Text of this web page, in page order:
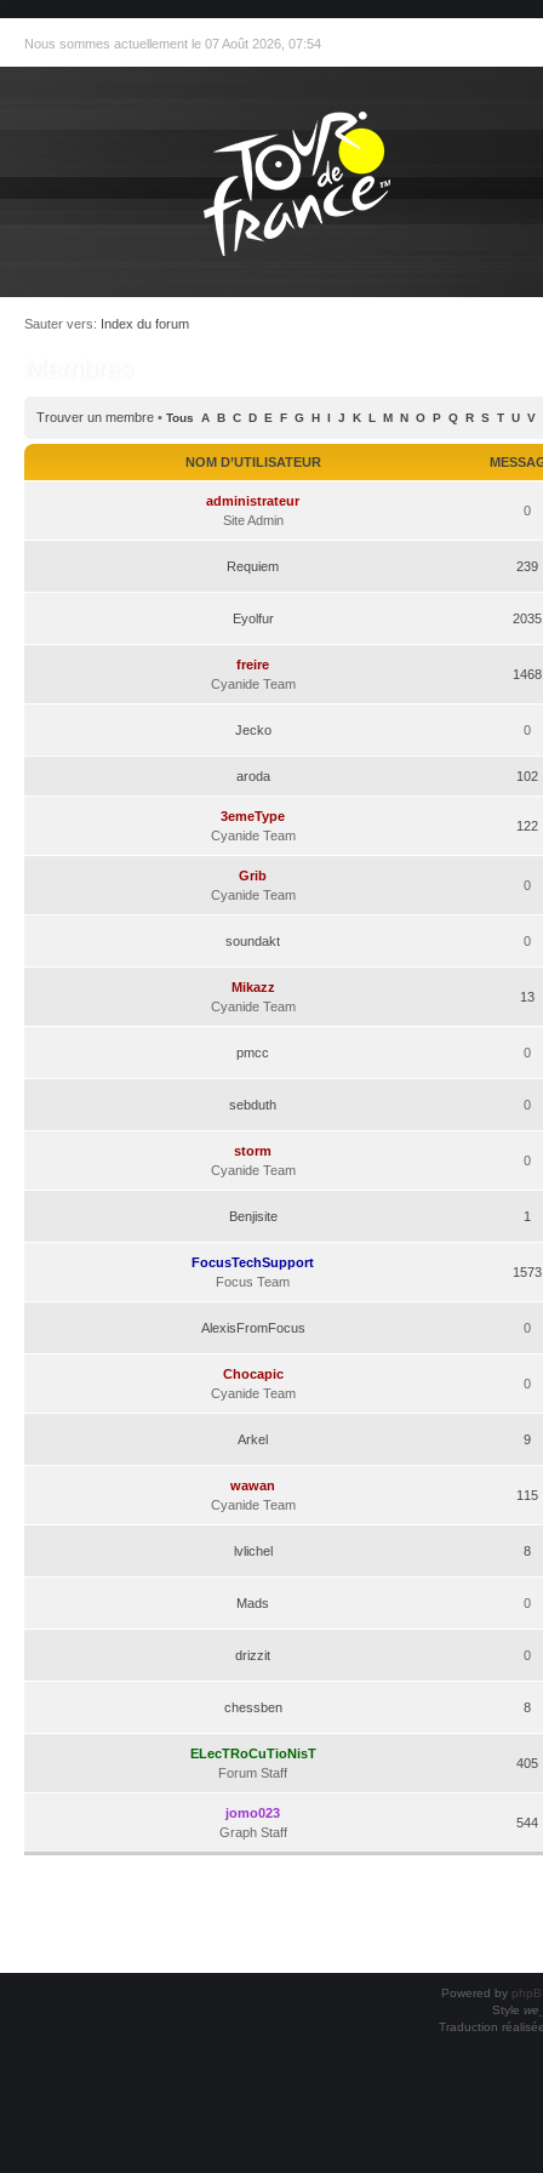
Nous sommes actuellement le 07 Août 2026, 07:54
Sauter vers: Index du forum
Trouver un membre • Tous A B C D E F G H I J K L M N O P Q R S T U V
NOM D’UTILISATEUR
administrateur
Site Admin
0
Requiem 239
Eyolfur 2035
freire
Cyanide Team
1468
Jecko 0
aroda 102
3emeType
Cyanide Team
122
Grib
Cyanide Team
0
soundakt 0
Mikazz
Cyanide Team
13
pmcc 0
sebduth 0
storm
Cyanide Team
0
Benjisite 1
FocusTechSupport
Focus Team
1573
AlexisFromFocus 0
Chocapic
Cyanide Team
0
Arkel 9
wawan
Cyanide Team
115
lvlichel 8
Mads 0
drizzit 0
chessben 8
ELecTRoCuTioNisT
Forum Staff
405
jomo023
Graph Staff
544
Powered by
Style
Traduction